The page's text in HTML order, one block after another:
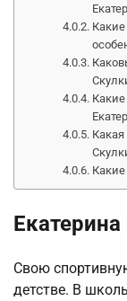
Какая
Свою
детстве. В